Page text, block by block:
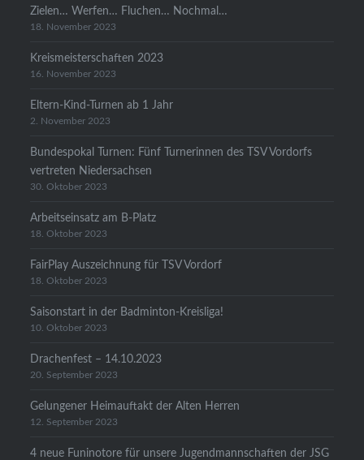
Zielen… Werfen… Fluchen… Nochmal…
18. November 2023
Kreismeisterschaften 2023
16. November 2023
Eltern-Kind-Turnen ab 1 Jahr
2. November 2023
Bundespokal Turnen: Fünf Turnerinnen des TSV Vordorfs
vertreten Niedersachsen
30. Oktober 2023
Arbeitseinsatz am B-Platz
18. Oktober 2023
FairPlay Auszeichnung für TSV Vordorf
18. Oktober 2023
Saisonstart in der Badminton-Kreisliga!
10. Oktober 2023
Drachenfest – 14.10.2023
20. September 2023
Gelungener Heimauftakt der Alten Herren
12. September 2023
4 neue Funinotore für unsere Jugendmannschaften der JSG